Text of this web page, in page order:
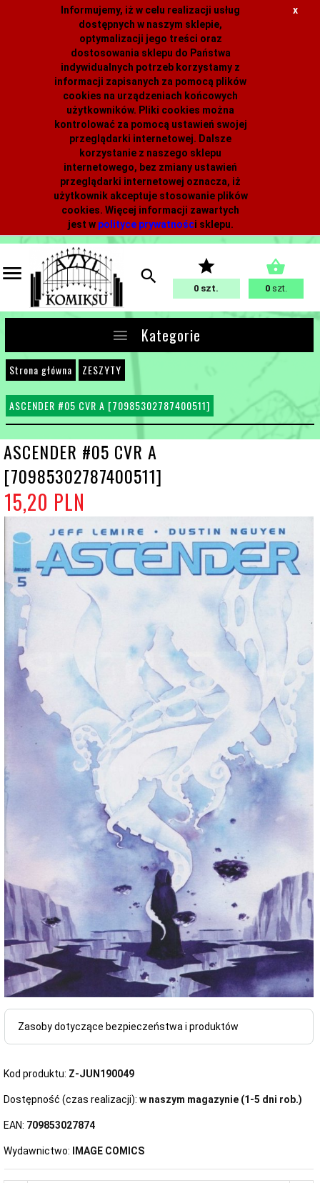
Informujemy, iż w celu realizacji usług
dostępnych w naszym sklepie,
optymalizacji jego treści oraz
dostosowania sklepu do Państwa
indywidualnych potrzeb korzystamy z
informacji zapisanych za pomocą plików
cookies na urządzeniach końcowych
użytkowników. Pliki cookies można
kontrolować za pomocą ustawień swojej
przeglądarki internetowej. Dalsze
korzystanie z naszego sklepu
internetowego, bez zmiany ustawień
przeglądarki internetowej oznacza, iż
użytkownik akceptuje stosowanie plików
cookies. Więcej informacji zawartych
jest w polityce prywatności sklepu.
x
0 0 szt.
Kategorie
Strona główna ZESZYTY
ASCENDER #05 CVR A [70985302787400511]
ASCENDER #05 CVR A
[70985302787400511]
15,20 PLN
Zasoby dotyczące bezpieczeństwa i produktów
Kod produktu: Z-JUN190049
Dostępność (czas realizacji): w naszym magazynie (1-5 dni rob.)
EAN: 709853027874
Wydawnictwo: IMAGE COMICS